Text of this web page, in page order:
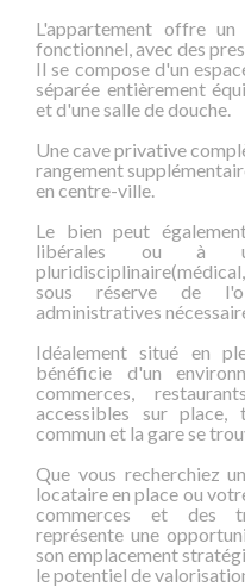
L'appartement offre
fonctionnel, avec des
Il se compose d'un
séparée entièrement
et d'une salle de douche.
Une cave privative
rangement
en centre-ville.
Le bien peut
libérales ou à
sous réserve de
administratives
Idéalement situé en
bénéficie d'un
commerces,
accessibles sur
commun et la gare se
Que vous recherchiez
locataire en place ou
commerces et des
représente une
son emplacement
le potentiel de